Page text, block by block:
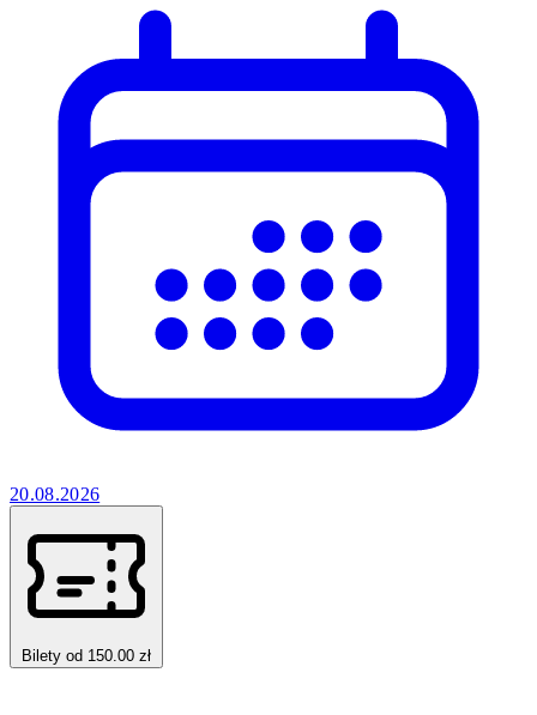
20.08.2026
Bilety od 150.00 zł